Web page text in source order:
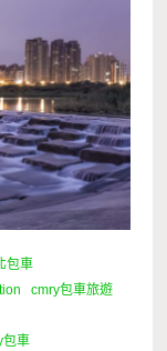
包車
cmry包車旅遊
包車